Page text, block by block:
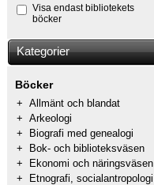
Visa endast bibliotekets
böcker
Kategorier
Böcker
+ Allmänt och blandat
+ Arkeologi
+
Biografi med genealogi
+
Bok- och biblioteksväsen
+
Ekonomi och näringsväsen
+
Etnografi, socialantropologi